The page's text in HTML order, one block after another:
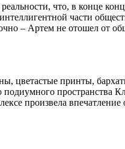
что, в конце
части
– Артем не отошел от
цветастые принты,
пространства
произвела